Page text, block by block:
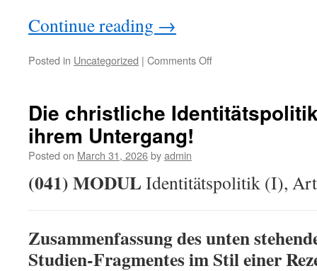
Continue reading →
Posted in Uncategorized | Comments Offon
erlässt,
nicht
Die christliche
ihrem Untergang!
Posted on March 31, 2026byadmin
(041) MODULIdentitätspolitik (I),
Zusammenfassung des unten
Studien-Fragmentes im Stil einer